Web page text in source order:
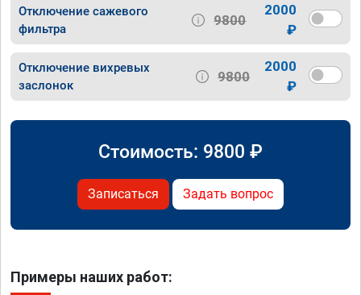
Отключение сажевого
фильтра
9800
2000
₽
Отключение вихревых
заслонок
9800
2000
₽
Стоимость: 9800 ₽
Записаться Задать вопрос
Примеры наших работ: